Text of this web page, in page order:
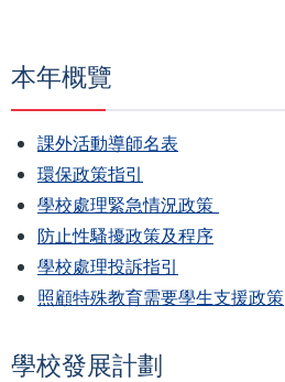
結
本年概覽
課外活動導師名表
環保政策指引
學校處理緊急情況政策
防止性騷擾政策及程序
學校處理投訴指引
照顧特殊教育需要學生支援政策
學校發展計劃